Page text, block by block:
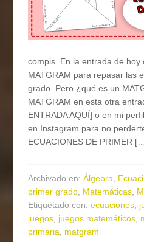
compis. En la entrada de hoy
MATGRAM para repasar las
grado. Pero ¿qué es un
MATGRAM en esta otra
ENTRADA AQUÍ] o en mi
en Instagram para no
ECUACIONES DE PRIMER
Archivado en:Álgebra,
primer grado, Matemáticas,
Etiquetado con:ecuaciones,
juegos, juegos matemáticos,
primaria, matgram